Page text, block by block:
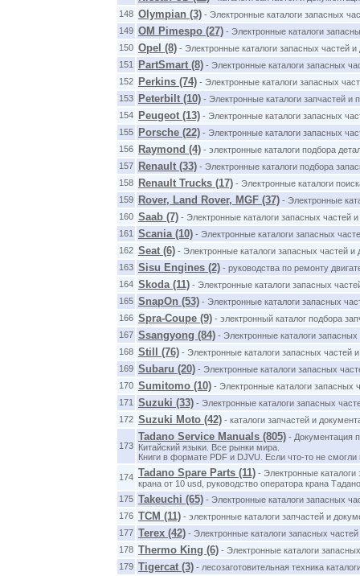
148 Olympian (3) - Электронные каталоги запасных
149 OM Pimespo (27) - Электронные каталоги
150 Opel (8) - Электронные каталоги запасных частей
151
PartSmart (8) - Электронные каталоги запасных
152
Perkins (74) - Электронные каталоги запасных
153
Peterbilt (10) - Электронные каталоги запчастей и
154
Peugeot (13) - Электронные каталоги запасных
155
Porsche (22) - Электронные каталоги запасных
156
Raymond (4) - электронные каталоги подбора
157
Renault (33) - Электронные каталоги подбора
158
Renault Trucks (17) - Электронные каталоги
159
Rover, Land Rover, MGF (37) - Электронные
160 Saab (7) - Электронные каталоги запасных частей
161
Scania (10) - Электронные каталоги запасных
162 Seat (6) - Электронные каталоги запасных частей
163 Sisu Engines (2) - руководства по ремонту
164 Skoda (11) - Электронные каталоги запасных
165 SnapOn (53) - Электронные каталоги запасных
166 Spra-Coupe (9) - электронный каталог подбора
167 Ssangyong (84) - Электронные каталоги
168 Still (76) - Электронные каталоги запасных частей
169 Subaru (20) - Электронные каталоги запасных
170 Sumitomo (10) - Электронные каталоги запасных
171
Suzuki (33) - Электронные каталоги запасных
172 Suzuki Moto (42) - каталоги запчастей и
173
Tadano Service Manuals (805) - Документация
Китайский языки. Все рынки мира.
Книги в формате PDF и DJVU. Если что-то не
174 Tadano Spare Parts (11) - Электронные
крана от 10 usd, руководство оператора крана
175 Takeuchi (65) - Электронные каталоги запасных
176 TCM (11) - электронные каталоги запчастей и
177 Terex (42) - Электронные каталоги запасных
178 Thermo King (6) - Электронные каталоги
179 Tigercat (3) - лесозаготовительная техника